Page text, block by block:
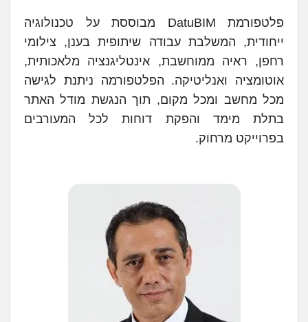
פלטפורמת DatuBIM מבוססת על טכנולוגיה
ייחודית, המשלבת עבודה שיתופית בענן, צילומי
רחפן, ראיה ממוחשבת, אינטליגנציה מלאכותית,
אוטומציה ואנליטיקה. הפלטפורמה ניתנת לגישה
מכל מחשב ומכל מקום, תוך הנגשת מודל האתר
בתלת מימד והפקת דוחות לכל המעורבים
בפרוייקט מרחוק.